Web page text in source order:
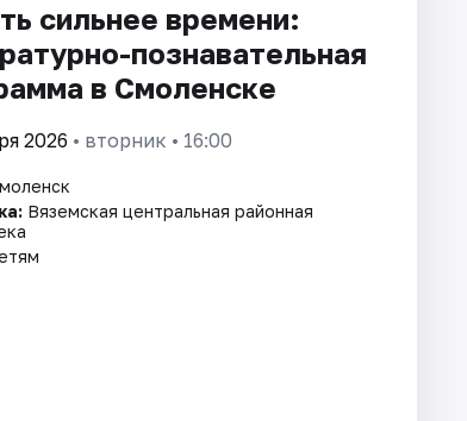
сильнее времени:
познавательная
в Смоленске
2026 • вторник • 16:00
Вяземская центральная районная